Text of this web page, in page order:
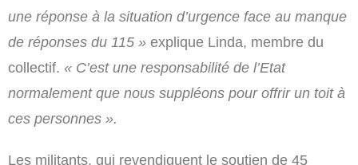
une réponse à la situation d’urgence face au manque
de réponses du 115 » explique Linda, membre du
collectif. « C’est une responsabilité de l’Etat
normalement que nous suppléons pour offrir un toit à
ces personnes ».
Les militants, qui revendiquent le soutien de 45